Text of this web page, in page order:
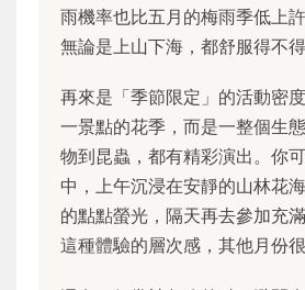
雨機率也比五月的梅雨季低上
無論是上山下海，都舒服得不得
再來是「季節限定」的活動密
一景點的花季，而是一整個生
物到昆蟲，都有精彩演出。你
中，上午沉浸在安靜的山林花
的點點螢光，隔天再去參加充
這種體驗的層次感，其他月份很